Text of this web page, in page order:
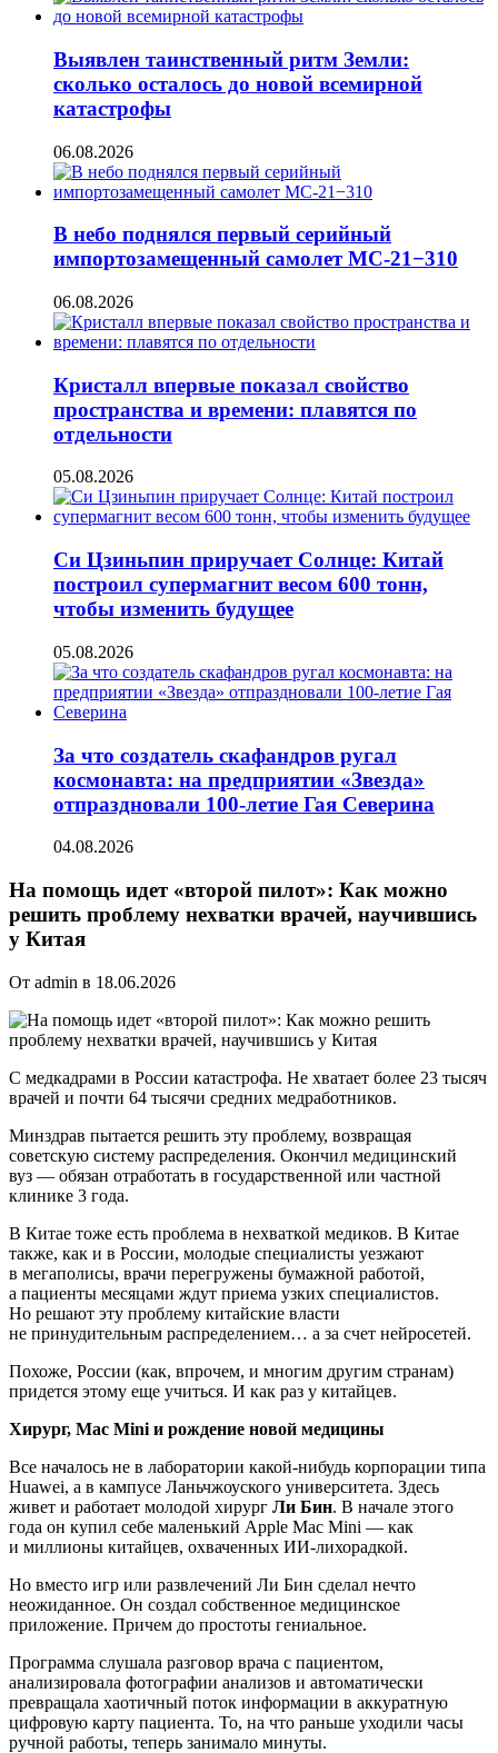
Выявлен таинственный ритм Земли:
сколько осталось до новой всемирной
катастрофы
06.08.2026
В небо поднялся первый серийный
импортозамещенный самолет МС-21−310
06.08.2026
Кристалл впервые показал свойство
пространства и времени: плавятся по
отдельности
05.08.2026
Си Цзиньпин приручает Солнце: Китай
построил супермагнит весом 600 тонн,
чтобы изменить будущее
05.08.2026
За что создатель скафандров ругал
космонавта: на предприятии «Звезда»
отпраздновали 100-летие Гая Северина
04.08.2026
На помощь идет «второй пилот»: Как можно
решить проблему нехватки врачей, научившись
у Китая
От admin в 18.06.2026
С медкадрами в России катастрофа. Не хватает более 23 тысяч
врачей и почти 64 тысячи средних медработников.
Минздрав пытается решить эту проблему, возвращая
советскую систему распределения. Окончил медицинский
вуз — обязан отработать в государственной или частной
клинике 3 года.
В Китае тоже есть проблема в нехваткой медиков. В Китае
также, как и в России, молодые специалисты уезжают
в мегаполисы, врачи перегружены бумажной работой,
а пациенты месяцами ждут приема узких специалистов.
Но решают эту проблему китайские власти
не принудительным распределением… а за счет нейросетей.
Похоже, России (как, впрочем, и многим другим странам)
придется этому еще учиться. И как раз у китайцев.
Хирург, Mac Mini и рождение новой медицины
Все началось не в лаборатории какой-нибудь корпорации типа
Huawei, а в кампусе Ланьчжоуского университета. Здесь
живет и работает молодой хирург Ли Бин. В начале этого
года он купил себе маленький Apple Mac Mini — как
и миллионы китайцев, охваченных ИИ-лихорадкой.
Но вместо игр или развлечений Ли Бин сделал нечто
неожиданное. Он создал собственное медицинское
приложение. Причем до простоты гениальное.
Программа слушала разговор врача с пациентом,
анализировала фотографии анализов и автоматически
превращала хаотичный поток информации в аккуратную
цифровую карту пациента. То, на что раньше уходили часы
ручной работы, теперь занимало минуты.